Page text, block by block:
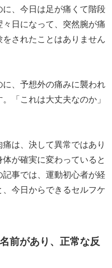
に、今日は足が痛くて階段
日になって、突然腕が痛
されたことはありません
、予想外の痛みに襲われ
「これは大丈夫なのか」
は、決して異常ではあり
が確実に変わっていると
事では、運動初心者が経
今日からできるセルフケ
前があり、正常な反